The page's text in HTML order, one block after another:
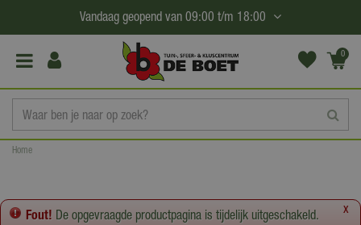
a
Home
Vandaag geopend van 09:00 t/m 18:00
0
(€0,
x
Fout! De opgevraagde productpagina is tijdelijk uitgeschakeld.